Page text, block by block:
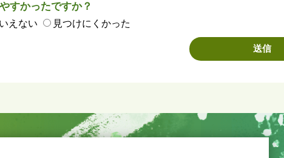
すかったですか？
えない 見つけにくかった